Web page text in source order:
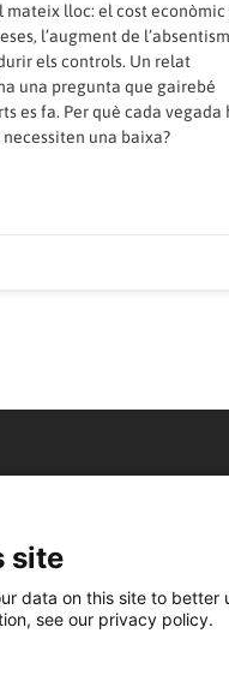
mateix lloc: el cost econòmic
l’augment de
els controls. Un relat
una pregunta que gairebé
es fa. Per què cada vegada
una baixa?
site
data on this site to
see our privacy policy.